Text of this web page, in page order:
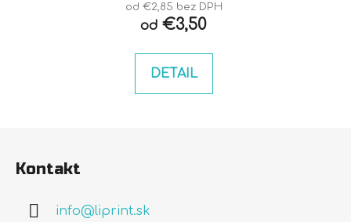
od €2,85 bez DPH
od €3,50
DETAIL
Kontakt
info@liprint.sk